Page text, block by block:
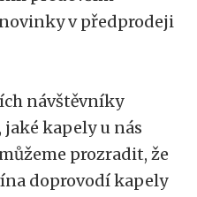
v předprodeji
návštěvníky
kapely u nás
prozradit, že
doprovodí kapely